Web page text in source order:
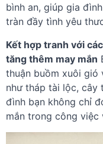
bình an, giúp gia
tràn đầy tình yêu
Kết hợp tranh với
tăng thêm may mắn
thuận buồm xuôi gió
như tháp tài lộc, cây
đình bạn không chỉ
mắn trong công việc